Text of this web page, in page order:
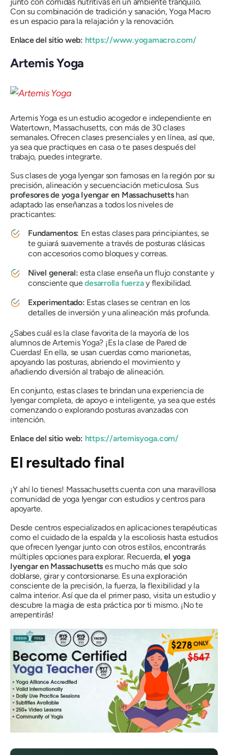
Con su combinación de tradición y sanación, Yoga Macro
es un espacio para la relajación y la renovación.
Enlace del sitio web: https://www.yogamacro.com/
Artemis Yoga
Artemis Yoga es un estudio acogedor e independiente en
Watertown, Massachusetts, con más de 30 clases
semanales. Ofrecen clases presenciales y en línea, así que,
ya sea que practiques en casa o te pases después del
trabajo, puedes integrarte.
Sus clases de yoga Iyengar son famosas en la región por su
precisión, alineación y secuenciación meticulosa. Sus
profesores de yoga Iyengar en Massachusetts han
adaptado las enseñanzas a todos los niveles de
practicantes:
Fundamentos: En estas clases para principiantes, se
te guiará suavemente a través de posturas clásicas
con accesorios como bloques y correas.
Nivel general: esta clase enseña un flujo constante y
consciente quedesarrolla fuerzay ​​flexibilidad.
Experimentado: Estas clases se centran en los
detalles de inversión y una alineación más profunda.
¿Sabes cuál es la clase favorita de la mayoría de los
alumnos de Artemis Yoga? ¡Es la clase de Pared de
Cuerdas! En ella, se usan cuerdas como marionetas,
apoyando las posturas, abriendo el movimiento y
añadiendo diversión al trabajo de alineación.
En conjunto, estas clases te brindan una experiencia de
Iyengar completa, de apoyo e inteligente, ya sea que estés
comenzando o explorando posturas avanzadas con
intención.
Enlace del sitio web: https://artemisyoga.com/
El resultado final
¡Y ahí lo tienes! Massachusetts cuenta con una maravillosa
comunidad de yoga Iyengar con estudios y centros para
apoyarte.
Desde centros especializados en aplicaciones terapéuticas
como el cuidado de la espalda y la escoliosis hasta estudios
que ofrecen Iyengar junto con otros estilos, encontrarás
múltiples opciones para explorar. Recuerda, el yoga
Iyengar en Massachusetts es mucho más que solo
doblarse, girar y contorsionarse. Es una exploración
consciente de la precisión, la fuerza, la flexibilidad y la
calma interior. Así que da el primer paso, visita un estudio y
descubre la magia de esta práctica por ti mismo. ¡No te
arrepentirás!